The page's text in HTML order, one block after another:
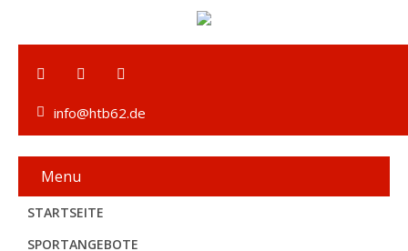
info@htb62.de
Menu
STARTSEITE
SPORTANGEBOTE